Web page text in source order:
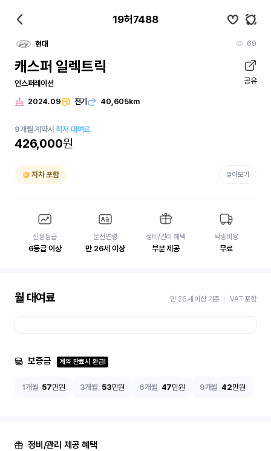
19허7488
현대 69
캐스퍼 일렉트릭
인스퍼레이션 공유
2024.09 전기 40,605km
9개월 계약시최저 대여료
426,000원
자차 포함 알아보기
신용등급
6등급 이상
운전연령
만 26세 이상
정비/관리 혜택
부분 제공
탁송비용
무료
월 대여료 만 26세 이상 기준 VAT 포함
보증금 계약 만료시 환급!
1개월 57만원 3개월 53만원 6개월 47만원 9개월 42만원
정비/관리 제공 혜택